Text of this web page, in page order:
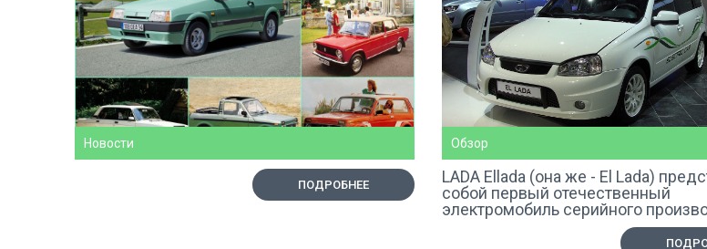
Новости
ПОДРОБНЕЕ
Обзор
LADA Ellada (она же - El Lada)
собой первый отечественный
электромобиль серийного